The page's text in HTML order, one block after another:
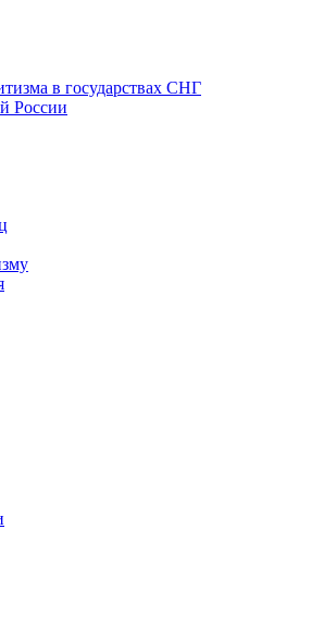
в государствах СНГ
России